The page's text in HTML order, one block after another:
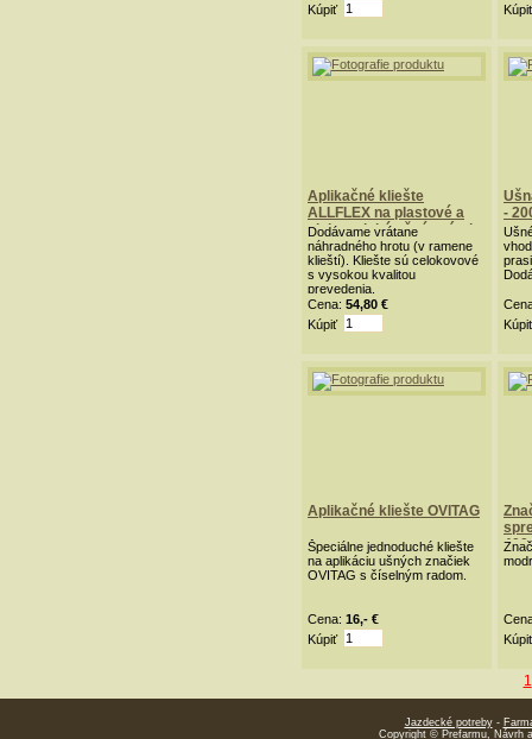
Kúpiť
Kúpiť
Aplikačné kliešte
ALLFLEX na plastové a
elektronické ušné známky
Dodávame vrátane
náhradného hrotu (v ramene
klieští). Kliešte sú celokovové
s vysokou kvalitou
prevedenia.
Cena: 54,80 €
Kúpiť
-
Kúpiť
Aplikačné kliešte OVITAG
Špeciálne jednoduché kliešte
na aplikáciu ušných značiek
OVITAG s číselným radom.
Cena: 16,- €
Kúpiť
400
Kúpiť
1
Jazdecké potreby-
Copyright © Prefarmu, Návrh